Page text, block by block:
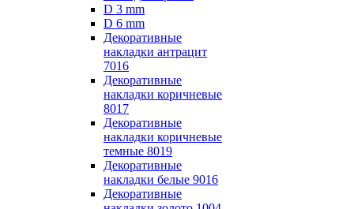
D 3 mm
D 6 mm
Декоративные
накладки антрацит
7016
Декоративные
накладки коричневые
8017
Декоративные
накладки коричневые
темные 8019
Декоративные
накладки белые 9016
Декоративные